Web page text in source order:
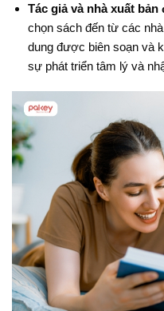
Tác giả và nhà xuất bản
chọn sách đến từ các
dung được biên soạn và
sự phát triển tâm lý và